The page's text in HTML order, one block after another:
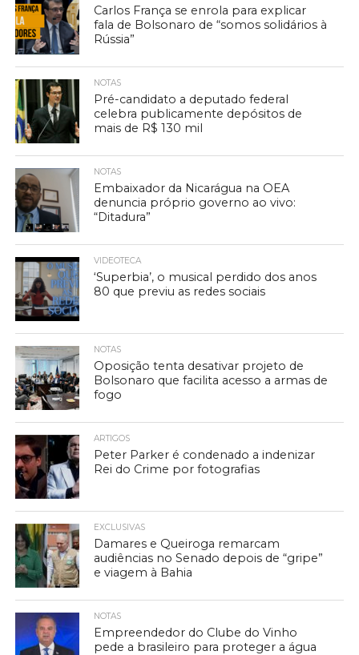
Carlos França se enrola para explicar
fala de Bolsonaro de “somos solidários à
Rússia”
NOTAS
Pré-candidato a deputado federal
celebra publicamente depósitos de
mais de R$ 130 mil
NOTAS
Embaixador da Nicarágua na OEA
denuncia próprio governo ao vivo:
“Ditadura”
VIDEOTECA
‘Superbia’, o musical perdido dos anos
80 que previu as redes sociais
NOTAS
Oposição tenta desativar projeto de
Bolsonaro que facilita acesso a armas de
fogo
ARTIGOS
Peter Parker é condenado a indenizar
Rei do Crime por fotografias
EXCLUSIVAS
Damares e Queiroga remarcam
audiências no Senado depois de “gripe”
e viagem à Bahia
NOTAS
Empreendedor do Clube do Vinho
pede a brasileiro para proteger a água